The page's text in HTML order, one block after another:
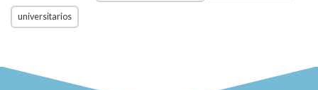
universitarios